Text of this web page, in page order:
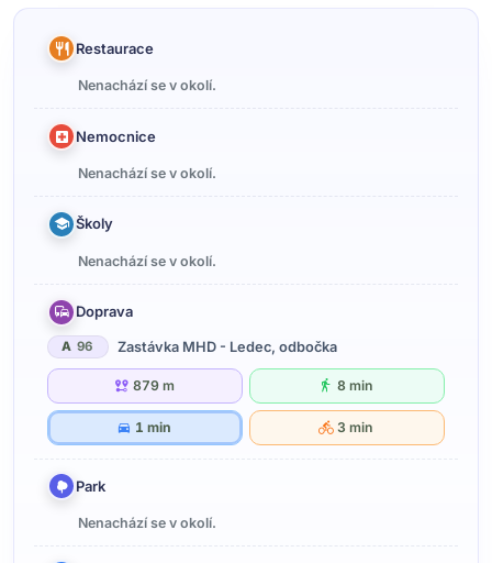
Restaurace
Nenachází se v okolí.
Nemocnice
Nenachází se v okolí.
Školy
Nenachází se v okolí.
Doprava
A 96 Zastávka MHD - Ledec, odbočka
879 m 8 min
1 min 3 min
Park
Nenachází se v okolí.